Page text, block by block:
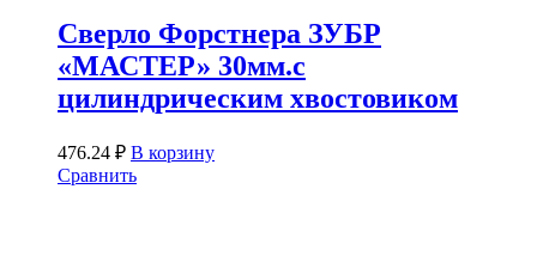
Сверло Форстнера ЗУБР
«МАСТЕР» 30мм.с
цилиндрическим хвостовиком
476.24 ₽ В корзину
Сравнить